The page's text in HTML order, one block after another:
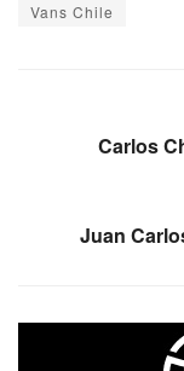
Vans Chile
Carlos
Juan